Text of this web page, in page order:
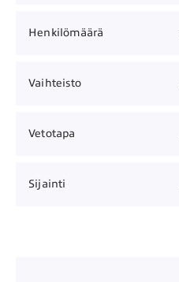
Henkilömäärä
Vaihteisto
Vetotapa
Sijainti